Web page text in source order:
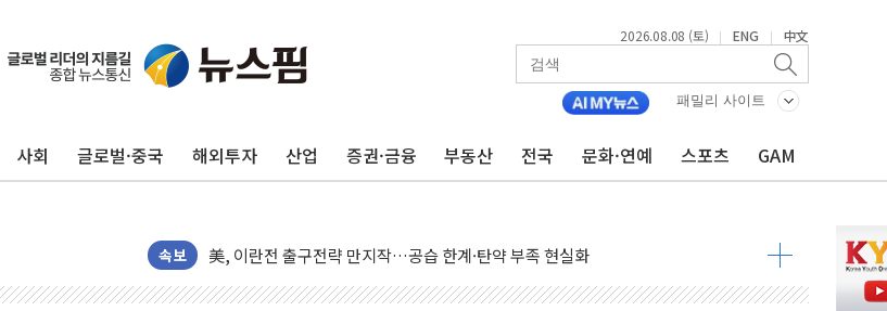
2026.08.08 (토) | ENG | 中文
패밀리 사이트
사회 글로벌·중국 해외투자 산업 증권·금융 부동산 전국 문화·연예 스포츠 GAM
속보
울진·영덕 '호우특보'-포항 '산사태 주의보'...경북도, 호우 피해·통제구간 없어
[종합] 김민석, 정청래에 '0.86%p' 차 재역전 성공...金 45.42% vs 鄭 44.56%